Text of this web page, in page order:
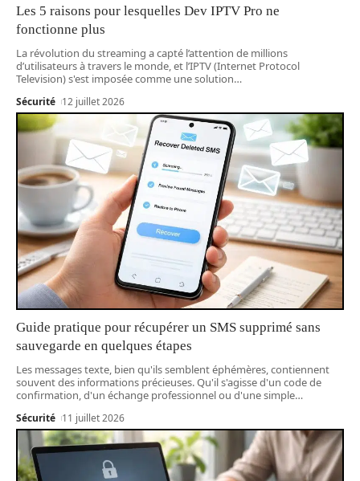
Les 5 raisons pour lesquelles Dev IPTV Pro ne
fonctionne plus
La révolution du streaming a capté l’attention de millions
d’utilisateurs à travers le monde, et l’IPTV (Internet Protocol
Television) s'est imposée comme une solution…
Sécurité 12 juillet 2026
Guide pratique pour récupérer un SMS supprimé sans
sauvegarde en quelques étapes
Les messages texte, bien qu'ils semblent éphémères, contiennent
souvent des informations précieuses. Qu'il s'agisse d'un code de
confirmation, d'un échange professionnel ou d'une simple…
Sécurité 11 juillet 2026